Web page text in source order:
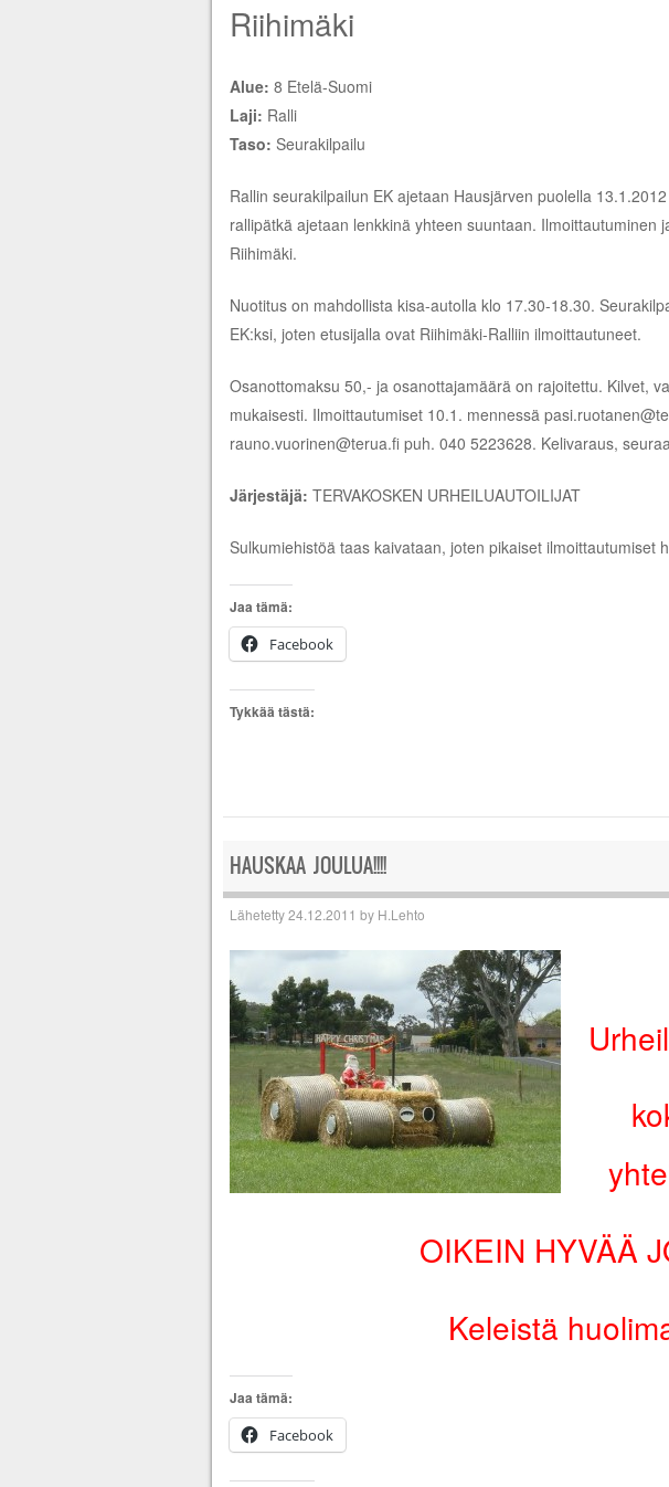
Riihimäki
Alue: 8 Etelä-Suomi
Laji: Ralli
Taso: Seurakilpailu
Rallin seurakilpailun EK ajetaan Hausjärven puolella
rallipätkä ajetaan lenkkinä yhteen suuntaan. Ilmoittautuminen
Riihimäki.
Nuotitus on mahdollista kisa-autolla klo 17.30-18.30.
EK:ksi, joten etusijalla ovat Riihimäki-Ralliin ilmoittautuneet.
Osanottomaksu 50,- ja osanottajamäärä on rajoitettu. Kilvet,
mukaisesti. Ilmoittautumiset 10.1. mennessä
rauno.vuorinen@terua.fi puh. 040 5223628. Kelivaraus,
Järjestäjä: TERVAKOSKEN URHEILUAUTOILIJAT
Sulkumiehistöä taas kaivataan, joten pikaiset ilmoittautumiset
Jaa tämä:
Facebook
Tykkää tästä:
HAUSKAA JOULUA!!!!
Lähetetty24.12.2011 by H.Lehto
OIKEIN HYVÄÄ
Keleistä
Jaa tämä:
Facebook